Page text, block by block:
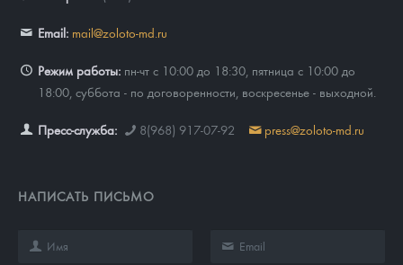
Email: mail@zoloto-md.ru
Режим работы: пн-чт с 10:00 до 18:30, пятница с 10:00 до
18:00, суббота - по договоренности, воскресенье - выходной.
Пресс-служба: 8(968) 917-07-92 press@zoloto-md.ru
НАПИСАТЬ ПИСЬМО